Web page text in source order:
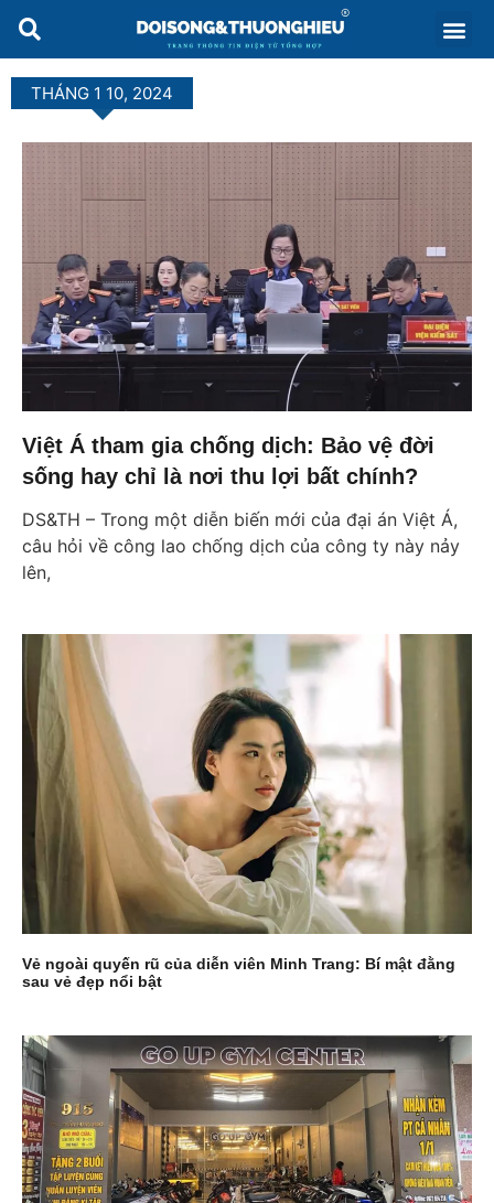
THÁNG 1 10, 2024
Việt Á tham gia chống dịch: Bảo vệ đời
sống hay chỉ là nơi thu lợi bất chính?
DS&TH – Trong một diễn biến mới của đại án Việt Á,
câu hỏi về công lao chống dịch của công ty này nảy
lên,
Vẻ ngoài quyến rũ của diễn viên Minh Trang: Bí mật đằng
sau vẻ đẹp nổi bật